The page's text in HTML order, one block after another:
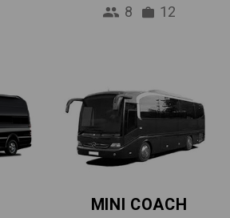
8 12
MINI COACH